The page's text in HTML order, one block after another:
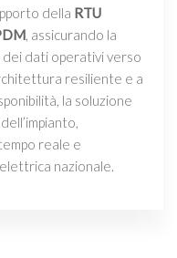
della RTU
, assicurando la
dati operativi verso
resiliente e a
la soluzione
reale e
nazionale.